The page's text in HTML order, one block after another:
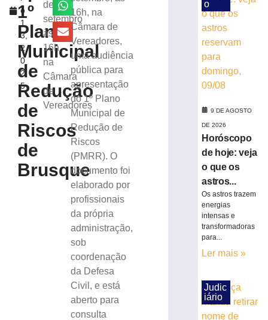
o
1
3,
2
0
2
5
1º
Plano
Municipal
de
Redução
de
Riscos
de
Brusque
de
setembro
às
16h
na
Câmara
de
Vereadores
16h, na
Câmara de
Vereadores,
uma audiência
pública para
apresentação
do 1º Plano
Municipal de
Redução de
Riscos
(PMRR). O
documento foi
elaborado por
profissionais
da própria
administração,
sob
coordenação
da Defesa
Civil, e está
aberto para
consulta
bancárias
após
carro
problemas
mais
Homem
tropeça
calçada,
atropelado
o
9 DE AGOSTO
DE 2026
Horóscopo
de hoje: veja
o que os
astros...
Os astros trazem
energias
intensas e
transformadoras
para...
Ler mais »
Judic
iário